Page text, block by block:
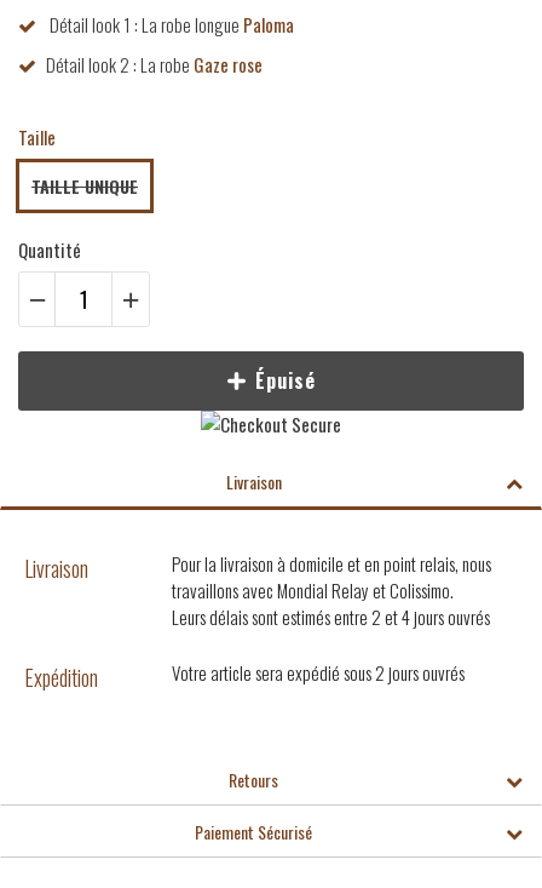
Détail look 1 : La robe longue Paloma
Détail look 2 : La robe Gaze rose
Taille
TAILLE UNIQUE
Quantité
Épuisé
Livraison
Livraison
Pour la livraison à domicile et en point relais, nous
travaillons avec Mondial Relay et Colissimo.
Leurs délais sont estimés entre 2 et 4 jours ouvrés
Expédition Votre article sera expédié sous 2 jours ouvrés
Retours
Paiement Sécurisé